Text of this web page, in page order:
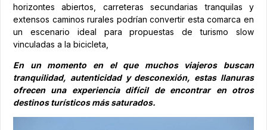
horizontes abiertos, carreteras secundarias tranquilas y
extensos caminos rurales podrían convertir esta comarca en
un escenario ideal para propuestas de turismo slow
vinculadas a la bicicleta,
En un momento en el que muchos viajeros buscan
tranquilidad, autenticidad y desconexión, estas llanuras
ofrecen una experiencia difícil de encontrar en otros
destinos turísticos más saturados.